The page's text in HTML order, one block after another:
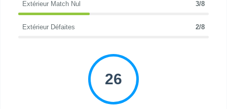
Extérieur Match Nul 3/8
Extérieur Défaites 2/8
26